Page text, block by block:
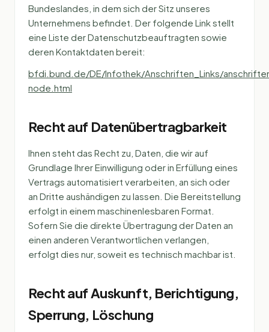
Bundeslandes, in dem sich der Sitz unseres
Unternehmens befindet. Der folgende Link stellt
eine Liste der Datenschutzbeauftragten sowie
deren Kontaktdaten bereit:
bfdi.bund.de/DE/Infothek/Anschriften_Links/
node.html
Recht auf Datenübertragbarkeit
Ihnen steht das Recht zu, Daten, die wir auf
Grundlage Ihrer Einwilligung oder in Erfüllung eines
Vertrags automatisiert verarbeiten, an sich oder
an Dritte aushändigen zu lassen. Die Bereitstellung
erfolgt in einem maschinenlesbaren Format.
Sofern Sie die direkte Übertragung der Daten an
einen anderen Verantwortlichen verlangen,
erfolgt dies nur, soweit es technisch machbar ist.
Recht auf Auskunft, Berichtigung,
Sperrung, Löschung